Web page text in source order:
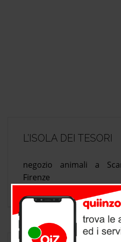
L’ISOLA DEI TESORI
negozio animali a
Firenze